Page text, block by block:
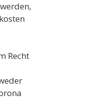
Recht